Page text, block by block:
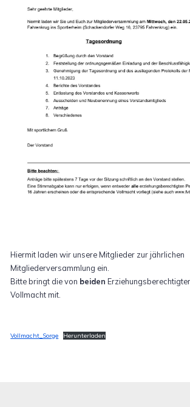
Hiermit laden wir unsere Mitglieder zur jährlichen
Mitgliederversammlung ein.
Bitte bringt die von beiden
Vollmacht mit.
Vollmacht_Sorge Herunterladen